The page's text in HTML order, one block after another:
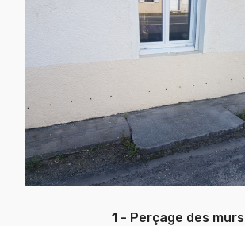
1 - Perçage des murs